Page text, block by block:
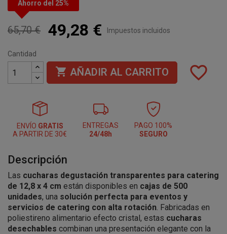
Ahorro del 25%
65,70 € 49,28 € Impuestos incluidos
Cantidad
 AÑADIR AL CARRITO favorite_border
ENVÍO GRATIS
A PARTIR DE 30€
ENTREGAS
24/48h
PAGO 100%
SEGURO
Descripción
Las cucharas degustación transparentes para catering
de 12,8 x 4 cm están disponibles en cajas de 500
unidades, una solución perfecta para eventos y
servicios de catering con alta rotación. Fabricadas en
poliestireno alimentario efecto cristal, estas cucharas
desechables combinan una presentación elegante con la